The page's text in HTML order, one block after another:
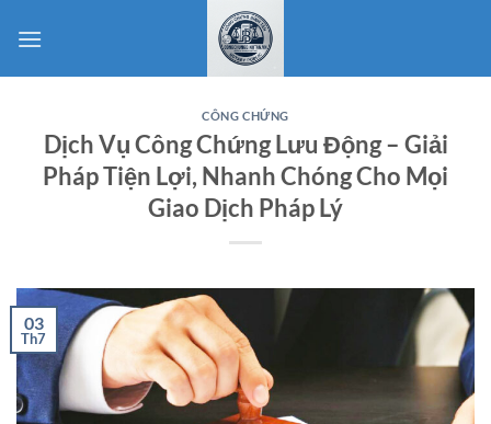
qua
CÔNG CHỨNG
Dịch Vụ Công Chứng Lưu Động – Giải
Pháp Tiện Lợi, Nhanh Chóng Cho Mọi
Giao Dịch Pháp Lý
03
Th7